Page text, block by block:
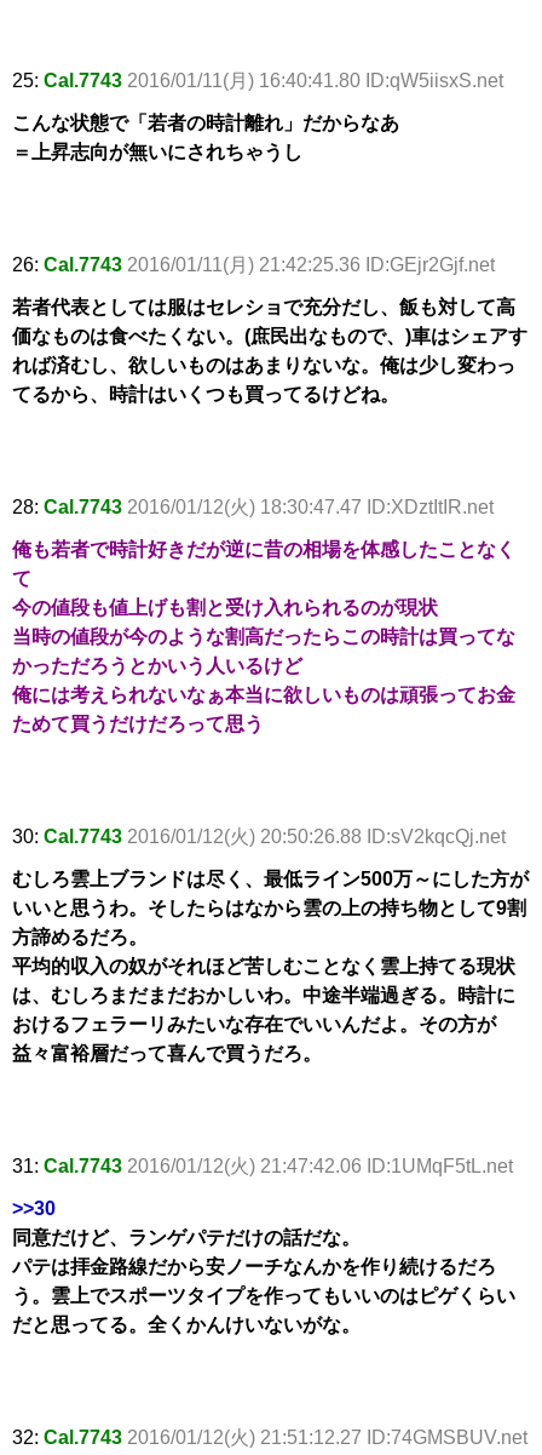
25: Cal.7743 2016/01/11(月) 16:40:41.80 ID:qW5iisxS.net
こんな状態で「若者の時計離れ」だからなあ
＝上昇志向が無いにされちゃうし
26: Cal.7743 2016/01/11(月) 21:42:25.36 ID:GEjr2Gjf.net
若者代表としては服はセレショで充分だし、飯も対して高
価なものは食べたくない。(庶民出なもので、)車はシェアす
れば済むし、欲しいものはあまりないな。俺は少し変わっ
てるから、時計はいくつも買ってるけどね。
28: Cal.7743 2016/01/12(火) 18:30:47.47 ID:XDztItIR.net
俺も若者で時計好きだが逆に昔の相場を体感したことなく
て
今の値段も値上げも割と受け入れられるのが現状
当時の値段が今のような割高だったらこの時計は買ってな
かっただろうとかいう人いるけど
俺には考えられないなぁ本当に欲しいものは頑張ってお金
ためて買うだけだろって思う
30: Cal.7743 2016/01/12(火) 20:50:26.88 ID:sV2kqcQj.net
むしろ雲上ブランドは尽く、最低ライン500万～にした方が
いいと思うわ。そしたらはなから雲の上の持ち物として9割
方諦めるだろ。
平均的収入の奴がそれほど苦しむことなく雲上持てる現状
は、むしろまだまだおかしいわ。中途半端過ぎる。時計に
おけるフェラーリみたいな存在でいいんだよ。その方が
益々富裕層だって喜んで買うだろ。
31: Cal.7743 2016/01/12(火) 21:47:42.06 ID:1UMqF5tL.net
>>30
同意だけど、ランゲパテだけの話だな。
パテは拝金路線だから安ノーチなんかを作り続けるだろ
う。雲上でスポーツタイプを作ってもいいのはピゲくらい
だと思ってる。全くかんけいないがな。
32: Cal.7743 2016/01/12(火) 21:51:12.27 ID:74GMSBUV.net